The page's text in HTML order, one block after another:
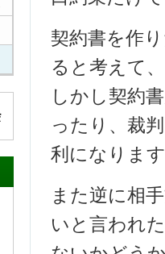
契約書を作
ると考えて
しかし契約
ったり、裁
利になりま
また逆に相
いと言われ